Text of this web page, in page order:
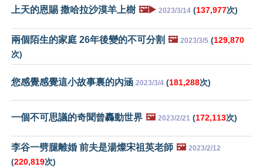
上天的恩賜 撒哈拉沙漠羊上樹 🖼️▶️ 2023/3/14 (137,977次)
兩個陌生的家庭 26年後變的不可分割 🖼️ 2023/3/5 (129,870
次)
您感覺感覺這小故事裏的內涵 2023/3/4 (181,288次)
一個不可思議的奇聞曾轟動世界 🖼️ 2023/2/21 (172,113次)
李谷一劈腿離婚 前夫是湯燦宋祖英老師 🖼️ 2023/2/12
(220,819次)